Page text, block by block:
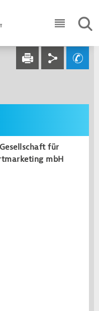
ICON
Service navi
DRUCKEN
Social navi
Ihre Frage an
für
mbH